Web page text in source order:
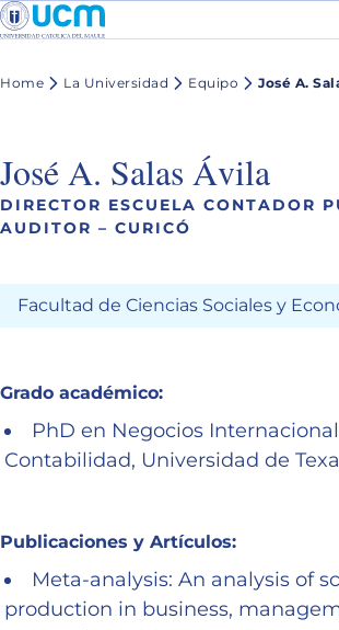
Home La Universidad Equipo José A.
José A. Salas Ávila
DIRECTOR ESCUELA CONTADOR
AUDITOR – CURICÓ
Facultad de Ciencias Sociales y
Grado académico:
PhD en Negocios
Contabilidad, Universidad de
Publicaciones y Artículos:
Meta-analysis: An analysis of
production in business,